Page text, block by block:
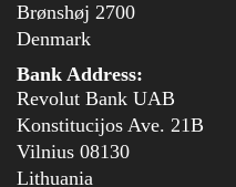
2700 Brønshøj
Denmark
Bank Address:
Revolut Bank UAB
Konstitucijos Ave. 21B
08130 Vilnius
Lithuania